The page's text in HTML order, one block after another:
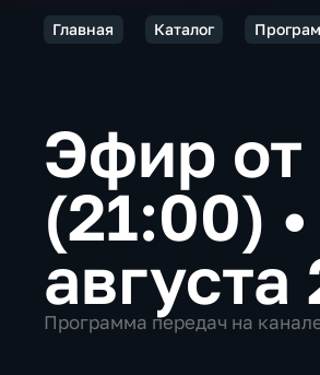
Главная Каталог
Эфир от
(21:00) •
августа
Программа передач на